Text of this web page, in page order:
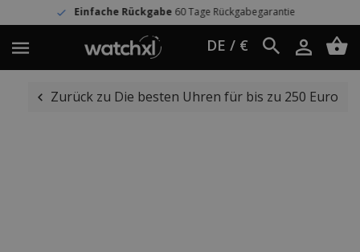
Rückgabe60 Tage Rückgabegarantie
DE / €
Zurück zu Die besten Uhren für bis zu 250 Euro